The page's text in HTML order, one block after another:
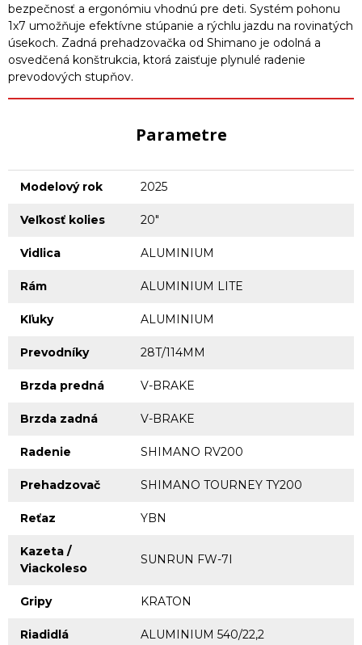
bezpečnosť a ergonómiu vhodnú pre deti. Systém pohonu
1x7 umožňuje efektívne stúpanie a rýchlu jazdu na rovinatých
úsekoch. Zadná prehadzovačka od Shimano je odolná a
osvedčená konštrukcia, ktorá zaisťuje plynulé radenie
prevodových stupňov.
Parametre
Modelový rok 2025
Veľkosť kolies 20"
Vidlica ALUMINIUM
Rám ALUMINIUM LITE
Kľuky ALUMINIUM
Prevodníky 28T/114MM
Brzda predná V-BRAKE
Brzda zadná V-BRAKE
Radenie SHIMANO RV200
Prehadzovač SHIMANO TOURNEY TY200
Reťaz YBN
Kazeta /
Viackoleso
SUNRUN FW-7I
Gripy KRATON
Riadidlá ALUMINIUM 540/22,2